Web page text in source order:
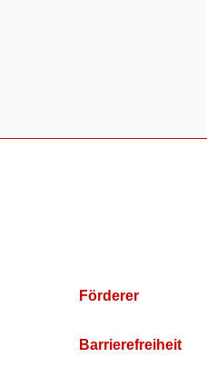
Förderer
Barrierefreiheit